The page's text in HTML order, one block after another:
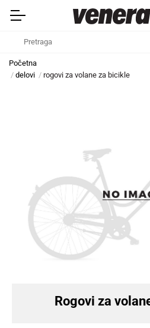
Početna
delovi
rogovi za volane za bicikle
Rogovi za